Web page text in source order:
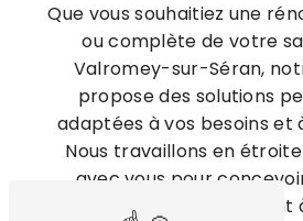
Que vous souhaitiez une
ou complète de votre
Valromey-sur-Séran,
propose des solutions
adaptées à vos besoins et
Nous travaillons en
avec vous pour
correspond parfaitement